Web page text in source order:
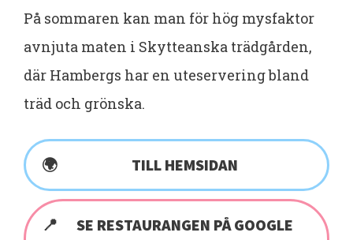
På sommaren kan man för hög mysfaktor
avnjuta maten i Skytteanska trädgården,
där Hambergs har en uteservering bland
träd och grönska.
TILL HEMSIDAN
SE RESTAURANGEN PÅ GOOGLE